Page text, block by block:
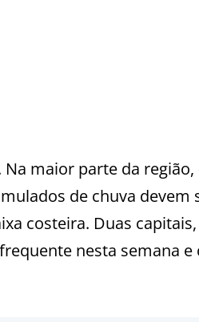
maior parte da
de chuva
costeira. Duas
nesta semana